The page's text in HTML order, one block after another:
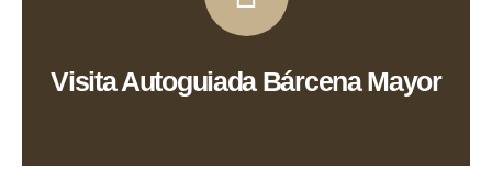
Visita Autoguiada Bárcena Mayor
Ver Ruta